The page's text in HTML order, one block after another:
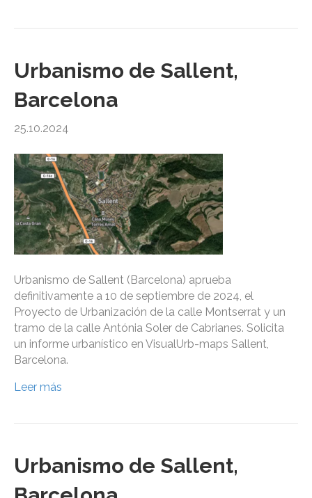
Urbanismo de Sallent,
Barcelona
25.10.2024
Urbanismo de Sallent (Barcelona) aprueba
definitivamente a 10 de septiembre de 2024, el
Proyecto de Urbanización de la calle Montserrat y un
tramo de la calle Antónia Soler de Cabrianes. Solicita
un informe urbanístico en VisualUrb-maps Sallent,
Barcelona.
Leer más
Urbanismo de Sallent,